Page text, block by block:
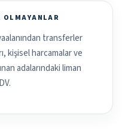
transferler
kişisel harcamalar ve
adalarındaki liman